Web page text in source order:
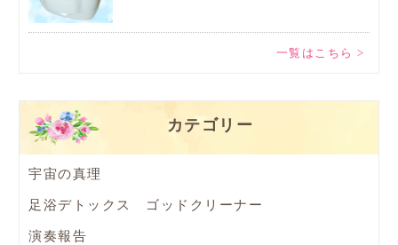
一覧はこちら >
カテゴリー
宇宙の真理
足浴デトックス ゴッドクリーナー
演奏報告